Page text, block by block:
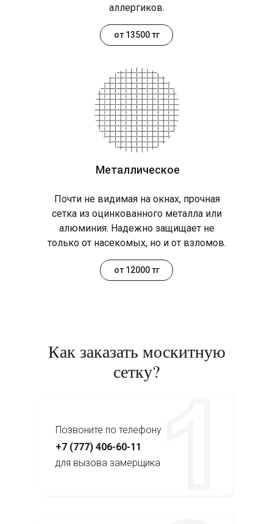
аллергиков.
Металлическое
Почти не видимая на окнах, прочная
сетка из оцинкованного металла или
алюминия. Надежно защищает не
только от насекомых, но и от взломов.
от 13500 тг
от 12000 тг
Как заказать москитную
сетку?
Позвоните по телефону
+7 (777) 406-60-11
для вызова замерщика